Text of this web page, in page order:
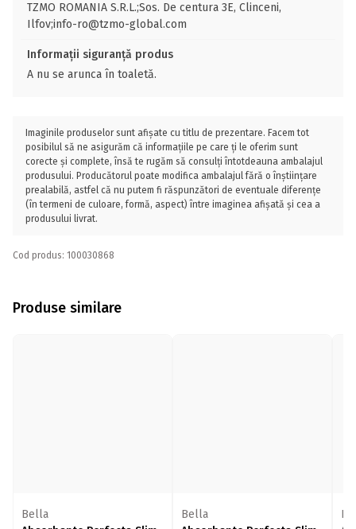
TZMO ROMANIA S.R.L.;Sos. De centura 3E, Clinceni,
Ilfov;info-ro@tzmo-global.com
Informații siguranță produs
A nu se arunca în toaletă.
Imaginile produselor sunt afișate cu titlu de prezentare. Facem tot
posibilul să ne asigurăm că informațiile pe care ți le oferim sunt
corecte și complete, însă te rugăm să consulți întotdeauna ambalajul
produsului. Producătorul poate modifica ambalajul fără o înștiințare
prealabilă, astfel că nu putem fi răspunzători de eventuale diferențe
(în termeni de culoare, formă, aspect) între imaginea afișată și cea a
produsului livrat.
Cod produs: 100030868
Produse similare
Bella
Bella